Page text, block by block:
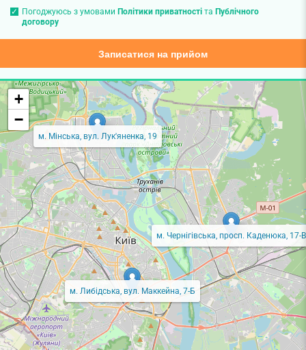
Погоджуюсь з умовами Політики приватностіта Публічного
договору
Записатися на прийом
м. Мінська, вул. Лук'яненка, 19
м. Либідська, вул. Маккейна, 7-Б
м. Чернігівська, просп. Каденюка, 17-В
+
−